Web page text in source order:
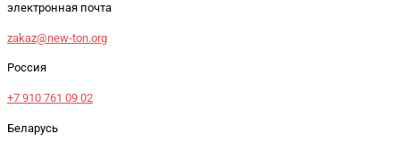
электронная почта
zakaz@new-ton.org
Россия
+7 910 761 09 02
Беларусь